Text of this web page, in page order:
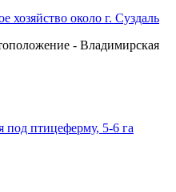
около г. Суздаль
- Владимирская
под птицеферму, 5-6 га